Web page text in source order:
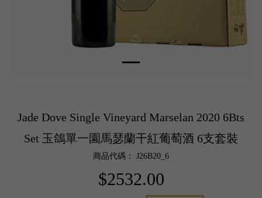
Jade Dove Single Vineyard Marselan 2020 6Bts
Set 玉鴿單一園馬瑟蘭干紅葡萄酒 6支套裝
商品代碼： J26B20_6
$2532.00